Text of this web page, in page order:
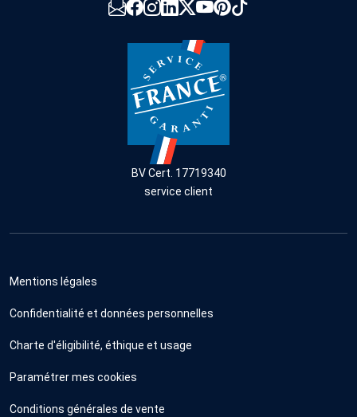
BV Cert. 17719340
service client
Mentions légales
Confidentialité et données personnelles
Charte d'éligibilité, éthique et usage
Paramétrer mes cookies
Conditions générales de vente